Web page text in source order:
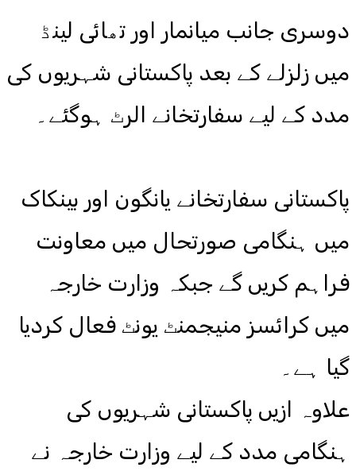
دوسری جانب میانمار اور تھائی لینڈ
میں زلزلے کے بعد پاکستانی شہریوں کی
مدد کے لیے سفارتخانے الرٹ ہوگئے۔
پاکستانی سفارتخانے یانگون اور بینکاک
میں ہنگامی صورتحال میں معاونت
فراہم کریں گے جبکہ وزارت خارجہ
میں کرائسز منیجمنٹ یونٹ فعال کردیا
گیا ہے۔
علاوہ ازیں پاکستانی شہریوں کی
ہنگامی مدد کے لیے وزارت خارجہ نے